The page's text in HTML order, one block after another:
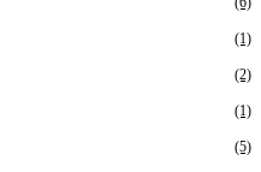
(1)
(2)
(1)
(5)